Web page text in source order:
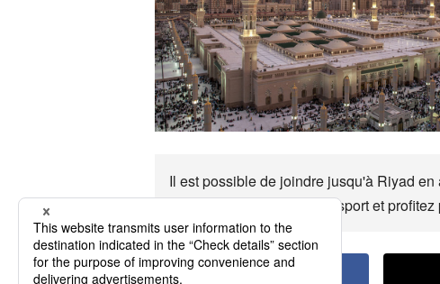
Il est possible de joindre jusqu'à Riyad
principaux moyens de transport et